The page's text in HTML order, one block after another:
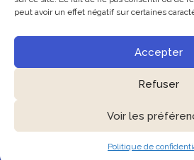
peut avoir un effet négatif sur certaines
Accepter
Refuser
Voir les
Politique de
Mentions légales
Règlement intérieur
Contact